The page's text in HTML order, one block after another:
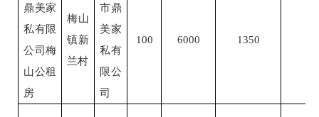
鼎美家
私有限
公司梅
山公租
房
梅山
镇新
兰村
市鼎
美家
私有
限公
司
100 6000 1350